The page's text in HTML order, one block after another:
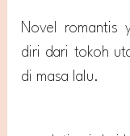
Novel romantis
diri dari tokoh
di masa lalu.